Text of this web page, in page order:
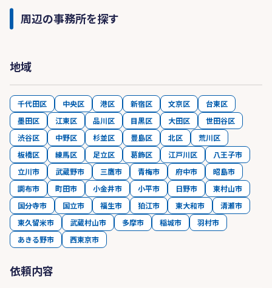
周辺の事務所を探す
地域
千代田区 中央区 港区 新宿区 文京区
台東区
墨田区
江東区 品川区 目黒区 大田区
世田谷区
渋谷区
中野区 杉並区 豊島区 北区
荒川区
板橋区
練馬区 足立区 葛飾区 江戸川区
八王子市
立川市
武蔵野市 三鷹市 青梅市 府中市
昭島市
調布市
町田市 小金井市 小平市 日野市
東村山市
国分寺市
国立市 福生市 狛江市 東大和市
清瀬市
東久留米市
武蔵村山市 多摩市 稲城市
羽村市
あきる野市
西東京市
依頼内容